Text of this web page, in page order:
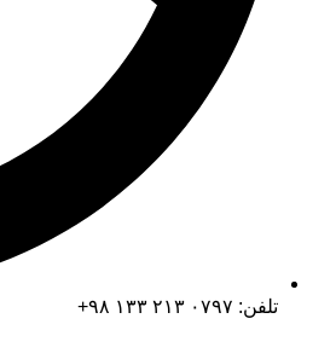
تلفن: ۰۷۹۷ ۲۱۳ ۱۳۳ ۹۸+